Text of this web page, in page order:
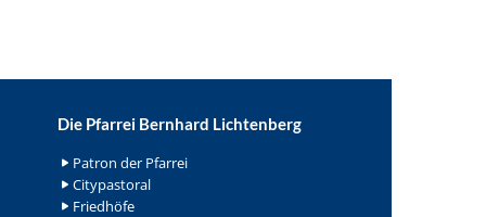
Die Pfarrei Bernhard Lichtenberg
Patron der Pfarrei
Citypastoral
Friedhöfe